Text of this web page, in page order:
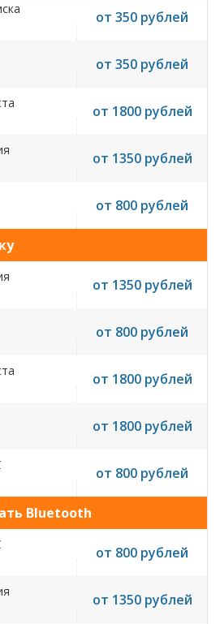
от 350 рублей
от 350 рублей
от 1800 рублей
от 1350 рублей
от 800 рублей
от 1350 рублей
от 800 рублей
от 1800 рублей
от 1800 рублей
от 800 рублей
Bluetooth
от 800 рублей
от 1350 рублей